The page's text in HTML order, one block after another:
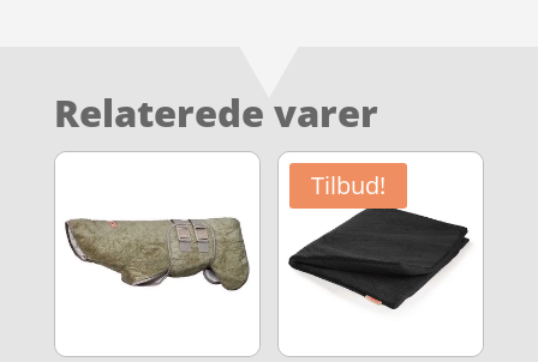
Relaterede varer
Tilbud!